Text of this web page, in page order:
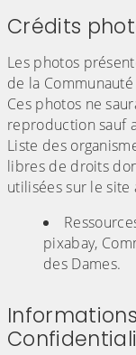
Crédits
Les photos
de la
Ces photos ne
reproduction sauf
Liste des
libres de droits
utilisées sur le site
pixabay,
des Dames.